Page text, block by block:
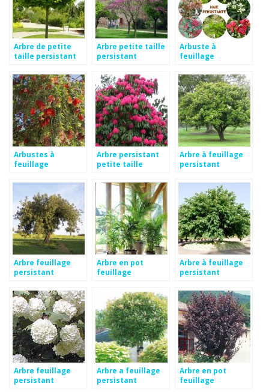
Arbre de petite
taille persistant
Arbre petite taille
persistant
Arbuste à
feuillage
croissance rapide
Arbustes à
feuillage
croissance rapide
Arbre persistant
petite taille
Arbre à feuillage
persistant
Arbre feuillage
persistant
Arbre en pot
feuillage
Arbre à feuillage
persistant
Arbre feuillage
persistant
Arbre a feuillage
persistant
Arbre en pot
feuillage